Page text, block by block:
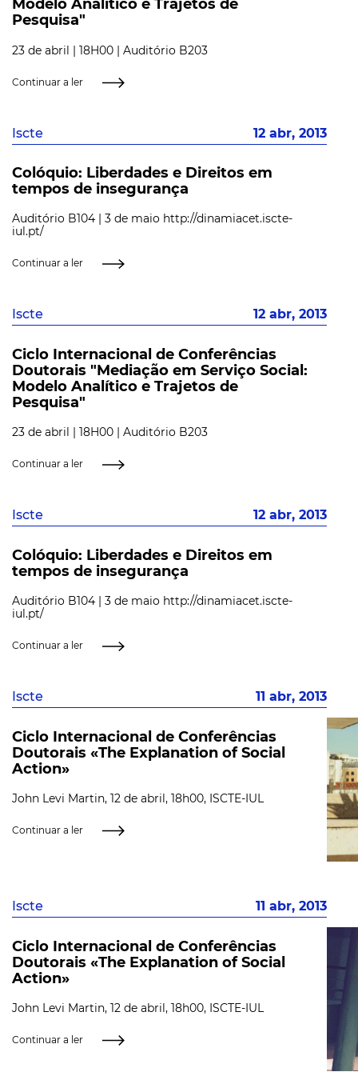
Modelo Analítico e Trajetos de
Pesquisa"
23 de abril | 18H00 | Auditório B203
Continuar a ler
Iscte 12 abr, 2013
Colóquio: Liberdades e Direitos em
tempos de insegurança
Auditório B104 | 3 de maio http://dinamiacet.iscte-
iul.pt/
Continuar a ler
Iscte 12 abr, 2013
Ciclo Internacional de Conferências
Doutorais "Mediação em Serviço Social:
Modelo Analítico e Trajetos de
Pesquisa"
23 de abril | 18H00 | Auditório B203
Continuar a ler
Iscte 12 abr, 2013
Colóquio: Liberdades e Direitos em
tempos de insegurança
Auditório B104 | 3 de maio http://dinamiacet.iscte-
iul.pt/
Continuar a ler
Iscte 11 abr, 2013
Ciclo Internacional de Conferências
Doutorais «The Explanation of Social
Action»
John Levi Martin, 12 de abril, 18h00, ISCTE-IUL
Continuar a ler
Iscte 11 abr, 2013
Ciclo Internacional de Conferências
Doutorais «The Explanation of Social
Action»
John Levi Martin, 12 de abril, 18h00, ISCTE-IUL
Continuar a ler